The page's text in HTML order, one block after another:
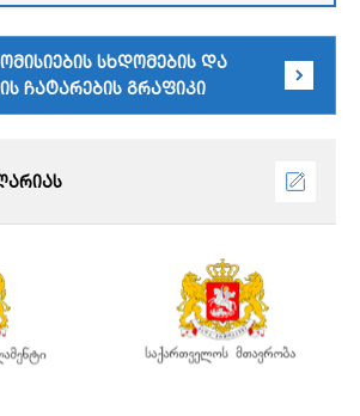
სხდომების და
ჩატარების გრაფიკი